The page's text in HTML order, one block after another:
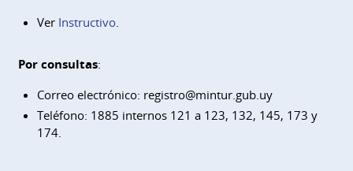
Ver Instructivo.
Por consultas:
Correo electrónico: registro@mintur.gub.uy
Teléfono: 1885 internos 121 a 123, 132, 145, 173 y
174.